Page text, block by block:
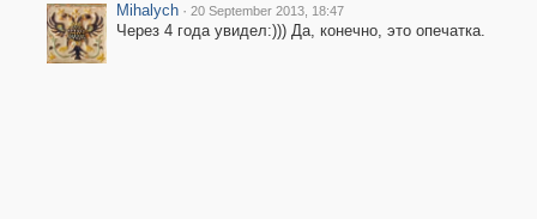
Mihalych · 20 September 2013, 18:47
Через 4 года увидел:))) Да, конечно, это опечатка.